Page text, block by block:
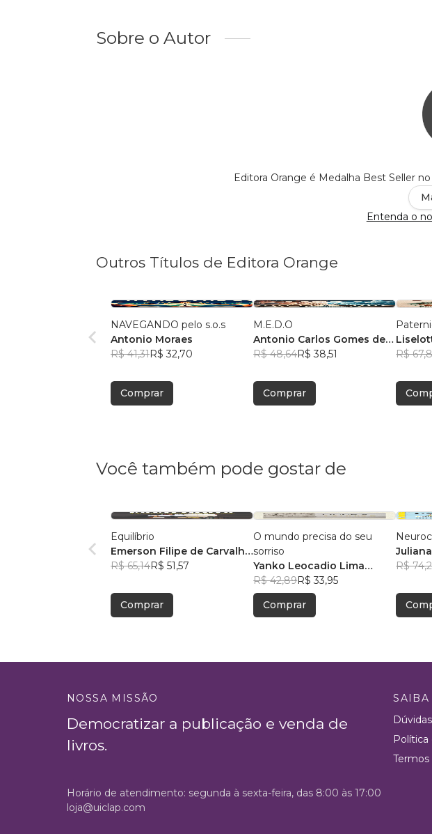
Sobre o Autor
Editora Orange é Medalha Best Seller
Entenda o
Outros Títulos de Editora Orange
NAVEGANDO pelo s.o.s
Antonio Moraes
R$ 41,31R$ 32,70
Comprar
M.E.D.O
Antonio Carlos Gomes de
Moraes
R$ 48,64R$ 38,51
Comprar
R$
Você também pode gostar de
Equilíbrio
Emerson Filipe de Carvalho
Nogueira
R$ 65,14R$ 51,57
Comprar
O mundo precisa do seu
sorriso
Yanko Leocadio Lima
Costa
R$ 42,89R$ 33,95
Comprar
R$
NOSSA MISSÃO
Democratizar a publicação e venda de
livros.
SAIBA
Política
Termos
Horário de atendimento: segunda à sexta-feira, das 8:00 às 17:00
loja@uiclap.com